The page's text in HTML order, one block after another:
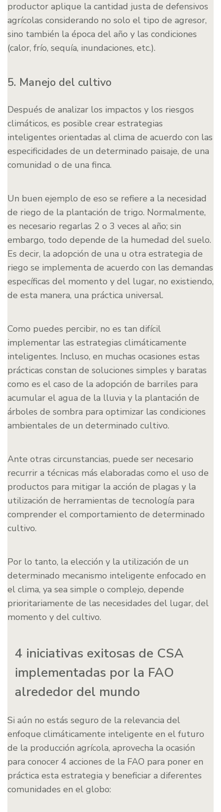
productor aplique la cantidad justa de defensivos
agrícolas considerando no solo el tipo de agresor,
sino también la época del año y las condiciones
(calor, frío, sequía, inundaciones, etc.).
5. Manejo del cultivo
Después de analizar los impactos y los riesgos
climáticos, es posible crear estrategias
inteligentes orientadas al clima de acuerdo con las
especificidades de un determinado paisaje, de una
comunidad o de una finca.
Un buen ejemplo de eso se refiere a la necesidad
de riego de la plantación de trigo. Normalmente,
es necesario regarlas 2 o 3 veces al año; sin
embargo, todo depende de la humedad del suelo.
Es decir, la adopción de una u otra estrategia de
riego se implementa de acuerdo con las demandas
específicas del momento y del lugar, no existiendo,
de esta manera, una práctica universal.
Como puedes percibir, no es tan difícil
implementar las estrategias climáticamente
inteligentes. Incluso, en muchas ocasiones estas
prácticas constan de soluciones simples y baratas
como es el caso de la adopción de barriles para
acumular el agua de la lluvia y la plantación de
árboles de sombra para optimizar las condiciones
ambientales de un determinado cultivo.
Ante otras circunstancias, puede ser necesario
recurrir a técnicas más elaboradas como el uso de
productos para mitigar la acción de plagas y la
utilización de herramientas de tecnología para
comprender el comportamiento de determinado
cultivo.
Por lo tanto, la elección y la utilización de un
determinado mecanismo inteligente enfocado en
el clima, ya sea simple o complejo, depende
prioritariamente de las necesidades del lugar, del
momento y del cultivo.
4 iniciativas exitosas de CSA
implementadas por la FAO
alrededor del mundo
Si aún no estás seguro de la relevancia del
enfoque climáticamente inteligente en el futuro
de la producción agrícola, aprovecha la ocasión
para conocer 4 acciones de la FAO para poner en
práctica esta estrategia y beneficiar a diferentes
comunidades en el globo: